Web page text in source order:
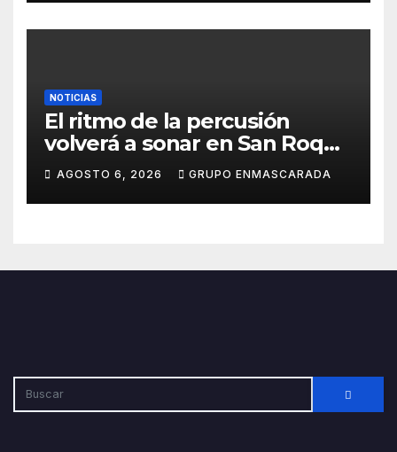
NOTICIAS
El ritmo de la percusión
volverá a sonar en San Roque
con un taller abierto a todos
los públicos
AGOSTO 6, 2026 GRUPO ENMASCARADA